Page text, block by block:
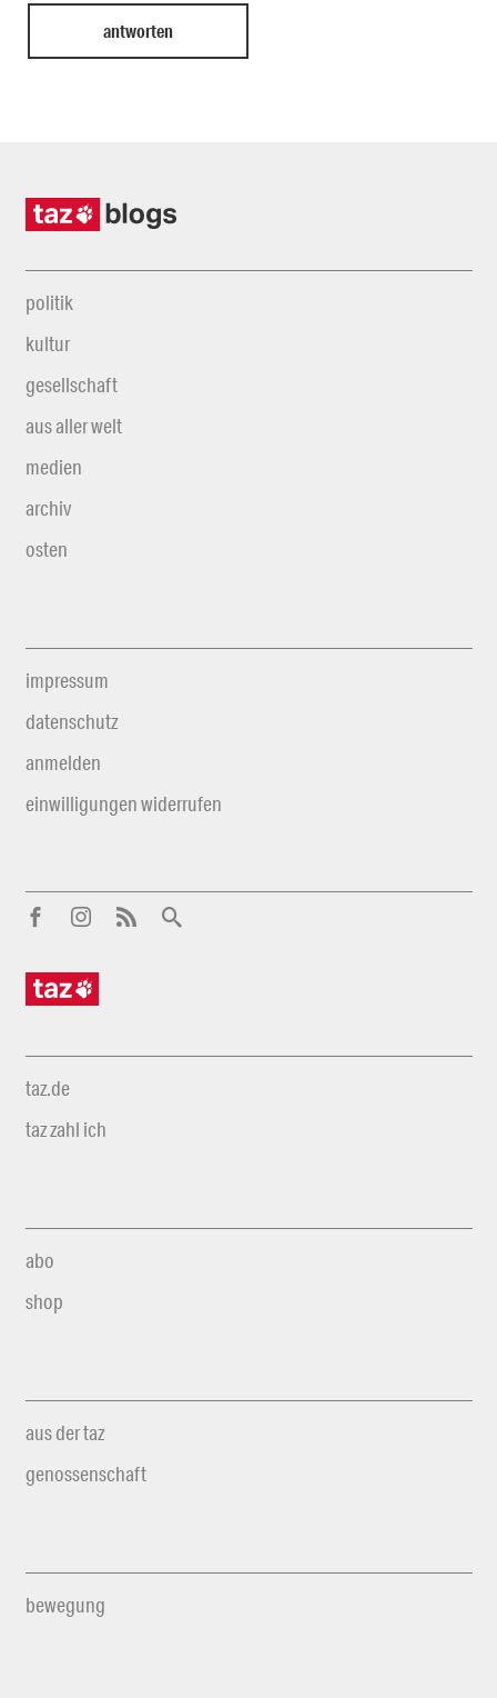
politik
kultur
gesellschaft
aus aller welt
medien
archiv
osten
impressum
datenschutz
anmelden
einwilligungen widerrufen
taz.de
taz zahl ich
abo
shop
aus der taz
genossenschaft
bewegung